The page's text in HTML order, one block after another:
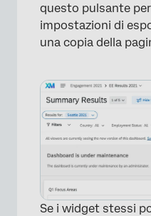
questo pulsante
impostazioni di
una copia della
Se i widget stessi